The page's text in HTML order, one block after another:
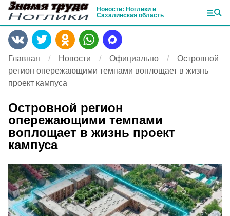
Новости: Ноглики и
Сахалинская область
Главная Новости Официально
Островной
регион опережающими темпами воплощает в жизнь
проект кампуса
Островной регион
опережающими темпами
воплощает в жизнь проект
кампуса